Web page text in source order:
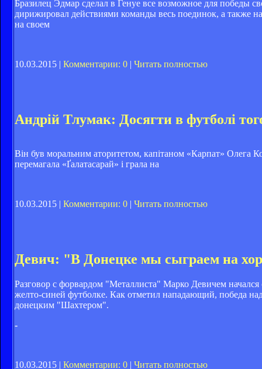
Бразилец Эдмар сделал в Генуе все возможное для победы
дирижировал действиями команды весь поединок, а также
на своем
10.03.2015 | Комментарии: 0 | Читать полностью
Андрій Тлумак: Досягти в футболі
Він був моральним аторитетом, капітаном «Карпат» Олега
перемагала «Ґалатасарай» і грала на
10.03.2015 | Комментарии: 0 | Читать полностью
Девич: "В Донецке мы сыграем на
Разговор с форвардом "Металлиста" Марко Девичем
желто-синей футболке. Как отметил нападающий, победа
донецким "Шахтером".
-
10.03.2015 | Комментарии: 0 | Читать полностью